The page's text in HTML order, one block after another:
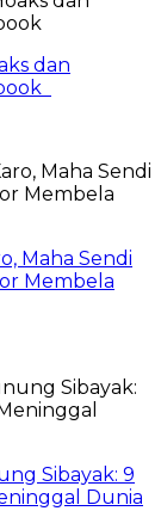
dan
Maha Sendi
Membela
Sibayak: 9
Dunia